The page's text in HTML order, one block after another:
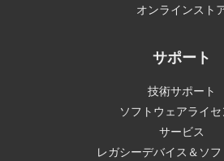
オンラインスト
サポート
技術サポート
ソフトウェアライセ
サービス
レガシーデバイス＆ソ